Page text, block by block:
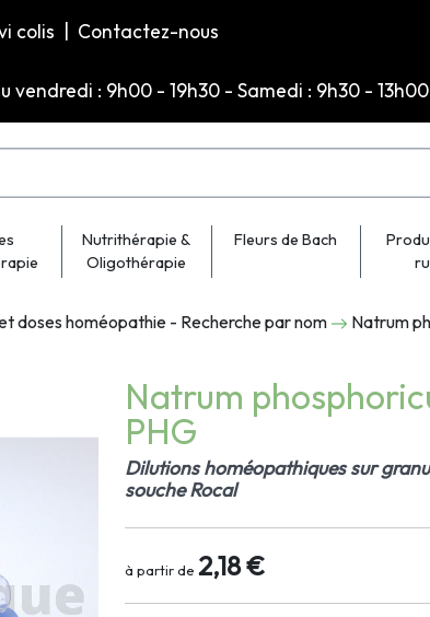
colis Contactez-nous
vendredi : 9h00 - 19h30 - Samedi : 9h30 - 13h00
Nutrithérapie &
Oligothérapie
Fleurs de Bach
doses homéopathie - Recherche par nom Natrum
Natrum
PHG
Dilutions homéopathiques sur
souche Rocal
à partir de2,18 €